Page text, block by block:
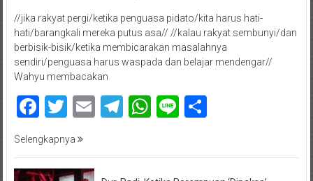
//jika rakyat pergi/ketika penguasa pidato/kita harus hati-
hati/barangkali mereka putus asa// //kalau rakyat sembunyi/dan
berbisik-bisik/ketika membicarakan masalahnya
sendiri/penguasa harus waspada dan belajar mendengar//
Wahyu membacakan
Facebook
Twitter
EmailTelegram
WhatsApp
Line
Selengkapnya